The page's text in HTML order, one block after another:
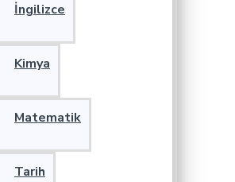
İngilizce
Kimya
Matematik
Tarih